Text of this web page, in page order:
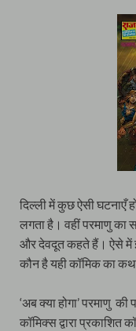
दिल्ली में कुछ ऐसी घटनाएँ
लगता है। वहीं परमाणु का
और देवदूत कहते हैं। ऐसे में
कौन है यही कॉमिक का
‘अब क्या होगा’ परमाणु
कॉमिक्स द्वारा प्रकाशित